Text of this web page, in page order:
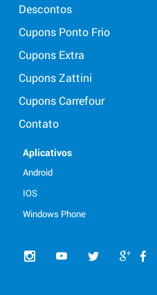
Descontos
Cupons Ponto Frio
Cupons Extra
Cupons Zattini
Cupons Carrefour
Contato
Aplicativos
Android
IOS
Windows Phone